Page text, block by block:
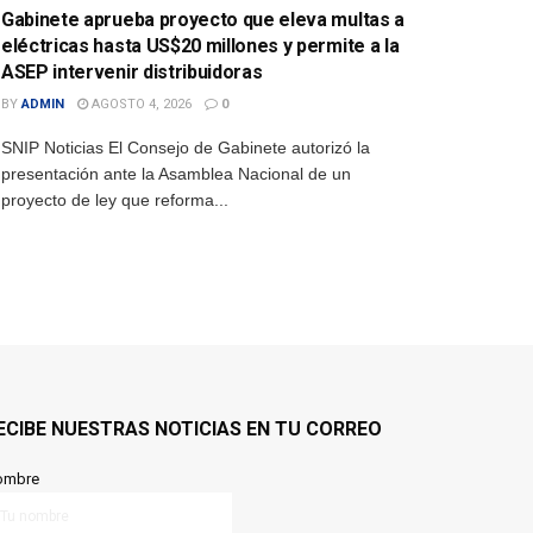
Gabinete aprueba proyecto que eleva multas a
eléctricas hasta US$20 millones y permite a la
ASEP intervenir distribuidoras
BY ADMIN AGOSTO 4, 2026 0
SNIP Noticias El Consejo de Gabinete autorizó la
presentación ante la Asamblea Nacional de un
proyecto de ley que reforma...
NUESTRAS NOTICIAS EN TU CORREO